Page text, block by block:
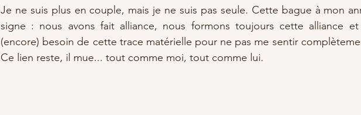
Je ne suis plus en couple, mais je ne suis pas seule. Cette bague à mon
signe : nous avons fait alliance, nous formons toujours cette alliance
(encore) besoin de cette trace matérielle pour ne pas me sentir
Ce lien reste, il mue... tout comme moi, tout comme lui.